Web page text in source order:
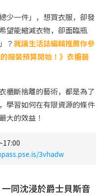
少一件」，想買衣服，卻發
望能縮減衣物，卻面臨瓶
？就讓生活誌編輯推薦你參
服裝預算開始！》衣櫥醫
櫃斷捨離的藝術，都是為了
學習如何在有限資源的條件
大的效益！
3vhadw
同沈浸於爵士貝斯音